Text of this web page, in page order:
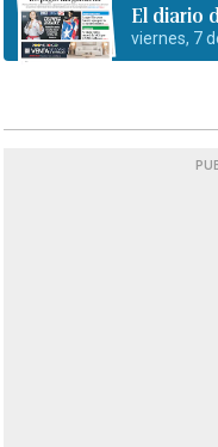
El diario
viernes, 7